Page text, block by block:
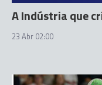
A Indústria que
23 Abr 02:00